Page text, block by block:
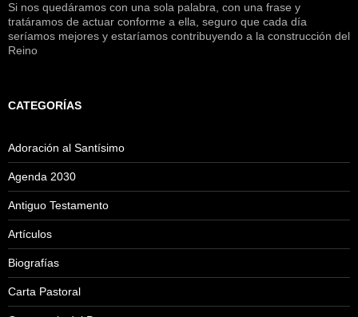
Si nos quedáramos con una sola palabra, con una frase y
tratáramos de actuar conforme a ella, seguro que cada día
seríamos mejores y estaríamos contribuyendo a la construcción del
Reino
CATEGORÍAS
Adoración al Santísimo
Agenda 2030
Antiguo Testamento
Artículos
Biografías
Carta Pastoral